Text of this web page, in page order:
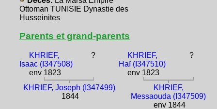
Ottoman TUNISIE Dynastie des
Husseinites
Parents et grand-parents
KHRIEF,
Isaac (I347508)
env 1823
?
KHRIEF,
Haï (I347510)
env 1823
?
KHRIEF, Joseph (I347499)
1844
KHRIEF,
Messaouda (I347509)
env 1844